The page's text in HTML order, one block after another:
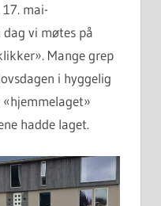
mai-
vi møtes på
Mange grep
i hyggelig
hadde laget.